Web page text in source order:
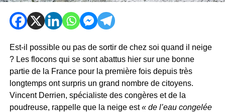
Est-il possible ou pas de sortir de chez soi quand il neige
? Les flocons qui se sont abattus hier sur une bonne
partie de la France pour la première fois depuis très
longtemps ont surpris un grand nombre de citoyens.
Vincent Derrien, spécialiste des congères et de la
poudreuse, rappelle que la neige est« de l’eau congelée